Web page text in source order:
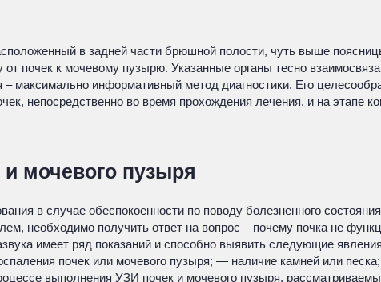
в задней части брюшной полости, чуть выше
почек к мочевому пузырю. Указанные органы тесно
максимально информативный метод диагностики. Его
непосредственно во время прохождения лечения, и на этапе
мочевого пузыря
в случае обеспокоенности по поводу болезненного
необходимо получить ответ на вопрос – почему почка не
имеет ряд показаний и способно выявить следующие
почек или мочевого пузыря; — наличие камней или
выполнения УЗИ почек и мочевого пузыря,